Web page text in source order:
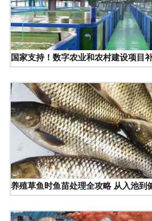
国家支持！数字农业和农村建设项目
养殖草鱼时鱼苗处理全攻略 从入池到